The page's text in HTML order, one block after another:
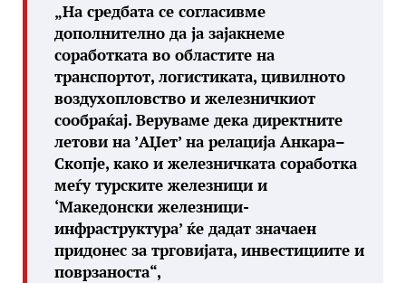
„На средбата се согласивме
дополнително да ја зајакнеме
соработката во областите на
транспортот, логистиката, цивилното
воздухопловство и железничкиот
сообраќај. Веруваме дека директните
летови на ’АЏет’ на релација Анкара–
Скопје, како и железничката соработка
меѓу турските железници и
‘Македонски железници-
инфраструктура’ ќе дадат значаен
придонес за трговијата, инвестициите и
поврзаноста“,